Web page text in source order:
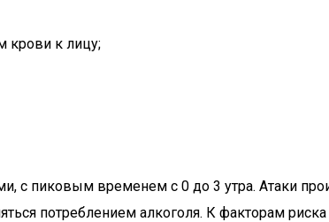
крови к лицу;
с пиковым временем с 0 до 3 утра. Атаки
потреблением алкоголя. К факторам